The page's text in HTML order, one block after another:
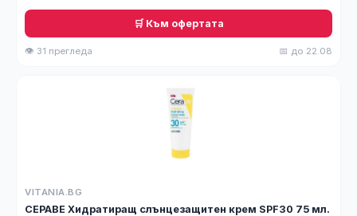
🛒 Към офертата
👁 31 прегледа 📅 до 22.08
VITANIA.BG
СЕРАВЕ Хидратиращ слънцезащитен крем SPF30 75 мл.